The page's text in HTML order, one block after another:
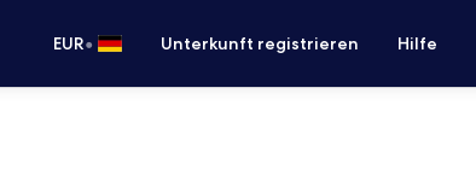
EUR• Unterkunft registrieren Hilfe